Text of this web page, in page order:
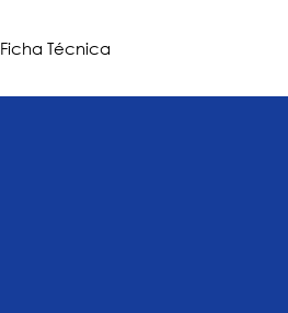
Ficha Técnica